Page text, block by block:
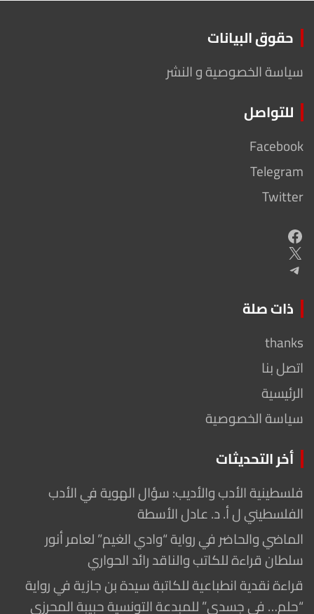
حقوق البيانات
سياسة الخصوصية و النشر
للتواصل
Facebook
Telegram
Twitter
Facebook
X
Telegram
ذات صلة
thanks
اتصل بنا
الرئيسية
سياسة الخصوصية
أخر التحديثات
فلسطينية الأدب والأديب: سؤال الهوية في الأدب
الفلسطيني ل أ. د. عادل الأسطة
الماضي والحاضر في رواية “وادي الغيم” لعامر أنور
سلطان قراءة للكاتب والناقد رائد الحواري
قراءة نقدية انطباعية للكاتبة سيدة بن جازية في رواية
“حلم… في جسدي” للمبدعة التونسية حبيبة المحرزي